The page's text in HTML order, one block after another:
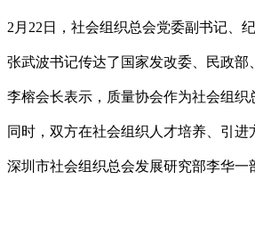
2月22日，社会组织总会党委副书记、
张武波书记传达了国家发改委、民政
李榕会长表示，质量协会作为社会组
同时，双方在社会组织人才培养、引
深圳市社会组织总会发展研究部李华